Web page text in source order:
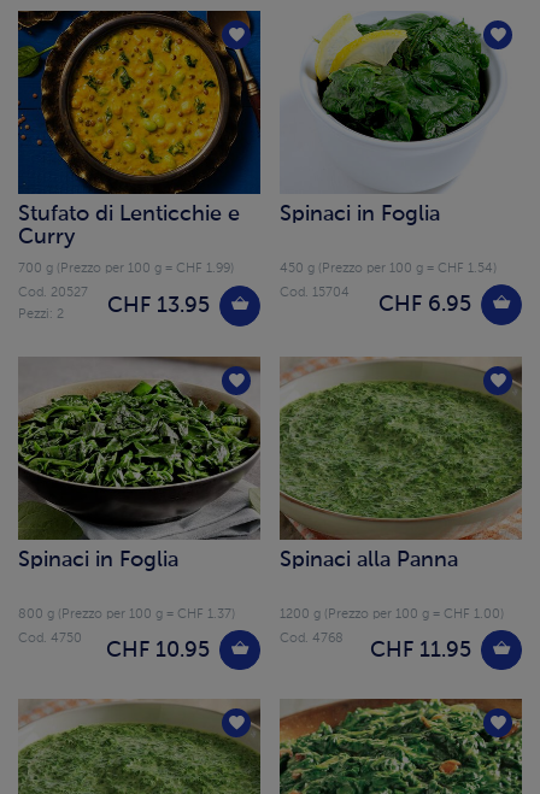
Stufato di Lenticchie e
Curry
700 g (Prezzo per 100 g = CHF 1.99)
CHF 13.95
Cod. 20527
Pezzi: 2
Spinaci in Foglia
450 g (Prezzo per 100 g = CHF 1.54)
CHF 6.95
Cod. 15704
Spinaci in Foglia
800 g (Prezzo per 100 g = CHF 1.37)
CHF 10.95
Cod. 4750
Spinaci alla Panna
1200 g (Prezzo per 100 g = CHF 1.00)
CHF 11.95
Cod. 4768